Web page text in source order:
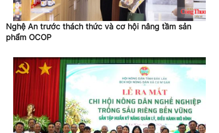
Nghệ An trước thách thức và cơ hội nâng tầm sản
phẩm OCOP